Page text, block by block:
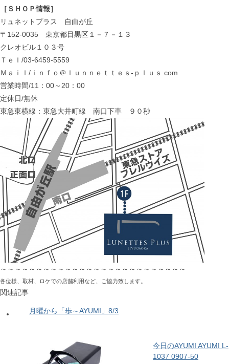
［ＳＨＯＰ情報］
リュネットプラス 自由が丘
〒152-0035 東京都目黒区１－７－１３
クレオビル１０３号
Ｔｅｌ/03-6459-5559
Ｍａｉｌ/ｉｎｆｏ＠ｌｕｎｎｅｔｔｅｓ-ｐｌｕｓ.com
営業時間/11：00～20：00
定休日/無休
東急東横線：東急大井町線 南口下車 ９０秒
～～～～～～～～～～～～～～～～～～～～～～～～～～
各位様、取材、ロケでの店舗利用など、ご協力致します。
関連記事
月曜から「歩～AYUMI」8/3
今日のAYUMI AYUMI L-
1037 0907-50